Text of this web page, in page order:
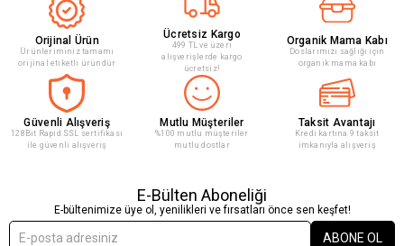
dostunuzun yaşına uygun şekilde konserve maması
seçebilir ve ona keyifle verebilirsiniz. Üstelik kaliteli ve
önemli markalar doğrultusunda site üzerinden güvenle
dilediğiniz konserve mamasını sipariş edebilirsiniz.
Köpek Konserve Mamaları İçeriği
Pek çok açıdan zengin içeriği ile birlikte
Orijinal Ürün
Ürünleriminiz tamamı
orijinal etiketli üründür
Ücretsiz Kargo
499 TL ve üzeri
alışverişlerde kargo
ücretsiz!
Organik Mama Kabı
Doslarımızı sağlığı için
organik mama kabı
Güvenli Alışveriş
128Bit Rapid SSL sertifikası
ile güvenli alışveriş
Mutlu Müşteriler
%100 mutlu müşteriler
mutlu dostlar
Taksit Avantajı
Kredi kartına 9 taksit
imkanıyla alışveriş
E-Bülten Aboneliği
E-bültenimize üye ol, yenilikleri ve fırsatları önce sen keşfet!
ABONE OL